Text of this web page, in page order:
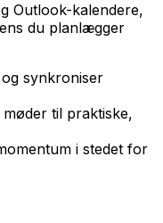
Outlook-kalendere,
du planlægger
synkroniser
til praktiske,
i stedet for